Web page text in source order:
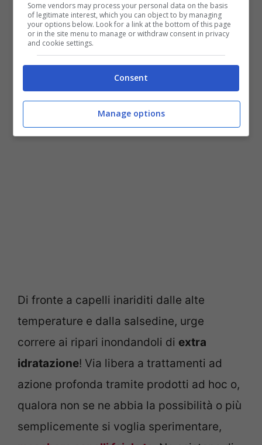
Di fronte a capelli inariditi dalle alte
temperature e dalla salsedine, urge
correre ai ripari inondandoli di extra
idratazione! Via libera a trattamenti ad
azione profonda tramite prodotti ad hoc o,
qualora non se ne abbia la possibilità o più
semplicemente si voglia sperimentare,
Some vendors may process your personal data on the basis
of legitimate interest, which you can object to by managing
your options below. Look for a link at the bottom of this page
or in the site menu to manage or withdraw consent in privacy
and cookie settings.
Consent
Manage options